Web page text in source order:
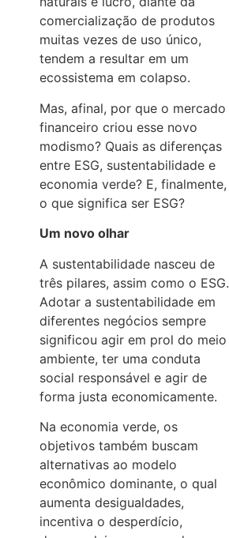
comercialização de produtos
muitas vezes de uso único,
tendem a resultar em um
ecossistema em colapso.
Mas, afinal, por que o mercado
financeiro criou esse novo
modismo? Quais as diferenças
entre ESG, sustentabilidade e
economia verde? E, finalmente,
o que significa ser ESG?
Um novo olhar
A sustentabilidade nasceu de
três pilares, assim como o ESG.
Adotar a sustentabilidade em
diferentes negócios sempre
significou agir em prol do meio
ambiente, ter uma conduta
social responsável e agir de
forma justa economicamente.
Na economia verde, os
objetivos também buscam
alternativas ao modelo
econômico dominante, o qual
aumenta desigualdades,
incentiva o desperdício,